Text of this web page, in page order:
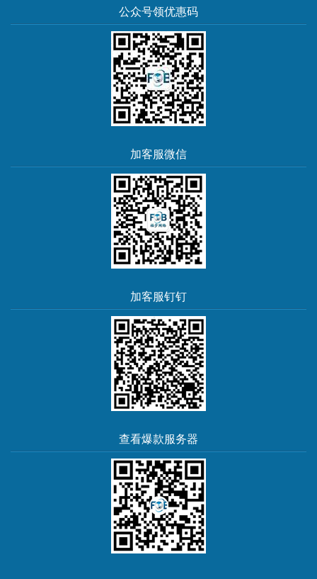
公众号领优惠码
加客服微信
加客服钉钉
查看爆款服务器